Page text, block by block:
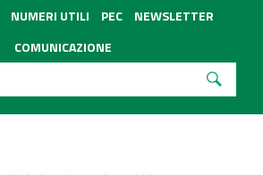
NUMERI UTILI PEC
NEWSLETTER
COMUNICAZIONE